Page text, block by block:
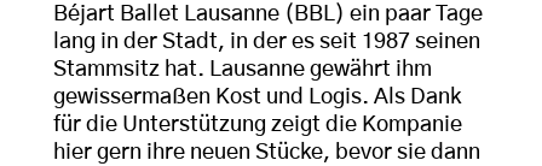
Béjart Ballet Lausanne (BBL) ein paar Tage
lang in der Stadt, in der es seit 1987 seinen
Stammsitz hat. Lausanne gewährt ihm
gewissermaßen Kost und Logis. Als Dank
für die Unterstützung zeigt die Kompanie
hier gern ihre neuen Stücke, bevor sie dann